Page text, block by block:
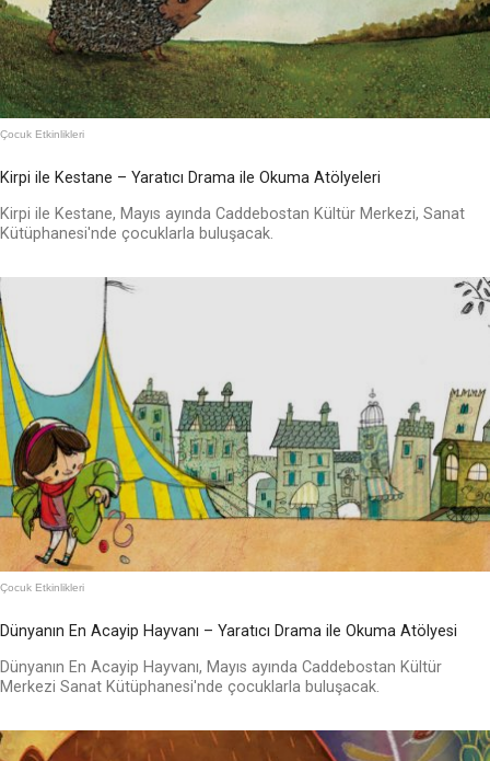
Çocuk Etkinlikleri
Kirpi ile Kestane – Yaratıcı Drama ile Okuma Atölyeleri
Kirpi ile Kestane, Mayıs ayında Caddebostan Kültür Merkezi, Sanat
Kütüphanesi'nde çocuklarla buluşacak.
Çocuk Etkinlikleri
Dünyanın En Acayip Hayvanı – Yaratıcı Drama ile Okuma Atölyesi
Dünyanın En Acayip Hayvanı, Mayıs ayında Caddebostan Kültür
Merkezi Sanat Kütüphanesi'nde çocuklarla buluşacak.